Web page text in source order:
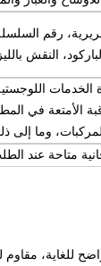
رقم
النقش
الخدمات
متاحة عند
للغاية،